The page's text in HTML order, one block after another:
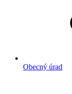
Obecný úrad